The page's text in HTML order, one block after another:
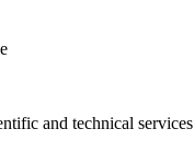
and technical services